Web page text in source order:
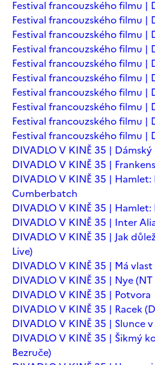
Festival francouzského filmu |
Festival francouzského filmu |
Festival francouzského filmu |
Festival francouzského filmu |
Festival francouzského filmu |
Festival francouzského filmu |
Festival francouzského filmu |
Festival francouzského filmu |
Festival francouzského filmu |
Festival francouzského filmu |
DIVADLO V KINĚ 35 |
DIVADLO V KINĚ 35 |
DIVADLO V KINĚ 35 |
Cumberbatch
DIVADLO V KINĚ 35 | Hamlet:
DIVADLO V KINĚ 35 | Inter
DIVADLO V KINĚ 35 | Jak
Live)
DIVADLO V KINĚ 35 | Má vlast
DIVADLO V KINĚ 35 | Nye (NT
DIVADLO V KINĚ 35 | Potvora
DIVADLO V KINĚ 35 | Racek
DIVADLO V KINĚ 35 | Slunce
DIVADLO V KINĚ 35 | Šikmý
Bezruče)